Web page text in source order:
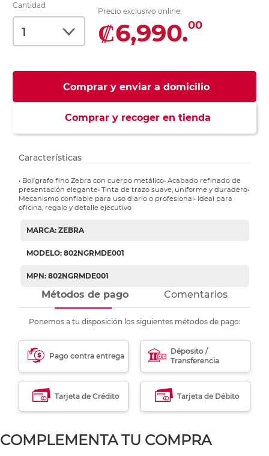
Cantidad
Precio exclusivo online:
₡6,990.00
Comprar y enviar a domicilio
Comprar y recoger en tienda
Características
• Bolígrafo fino Zebra con cuerpo metálico• Acabado refinado de
presentación elegante• Tinta de trazo suave, uniforme y duradero•
Mecanismo confiable para uso diario o profesional• Ideal para
oficina, regalo y detalle ejecutivo
MARCA: ZEBRA
MODELO: 802NGRMDE001
MPN: 802NGRMDE001
Métodos de pago Comentarios
Ponemos a tu disposición los siguientes métodos de pago:
Pago contra entrega
Déposito /
Transferencia
Tarjeta de Crédito Tarjeta de Débito
COMPLEMENTA TU COMPRA